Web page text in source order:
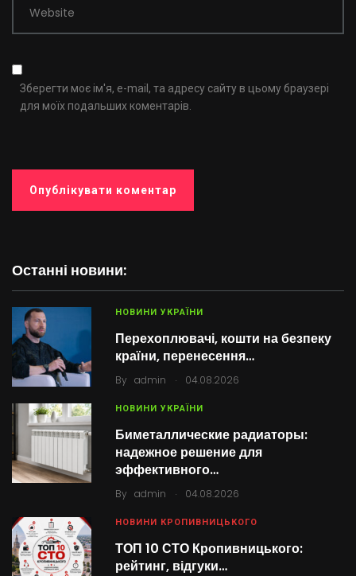
Останні новини:
НОВИНИ УКРАЇНИ
Перехоплювачі, кошти на безпеку
країни, перенесення…
By admin . 04.08.2026
НОВИНИ УКРАЇНИ
Биметаллические радиаторы:
надежное решение для
эффективного…
By admin . 04.08.2026
НОВИНИ КРОПИВНИЦЬКОГО
ТОП 10 СТО Кропивницького:
рейтинг, відгуки…
Website
Зберегти моє ім'я, e-mail, та адресу сайту в цьому браузері
для моїх подальших коментарів.